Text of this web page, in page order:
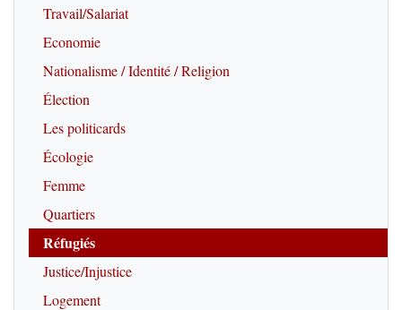
Travail/Salariat
Economie
Nationalisme / Identité / Religion
Élection
Les politicards
Écologie
Femme
Quartiers
Réfugiés
Justice/Injustice
Logement